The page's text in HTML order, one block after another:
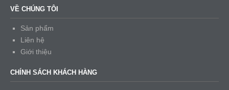
VỀ CHÚNG TÔI
Sản phẩm
Liên hệ
Giới thiệu
CHÍNH SÁCH KHÁCH HÀNG